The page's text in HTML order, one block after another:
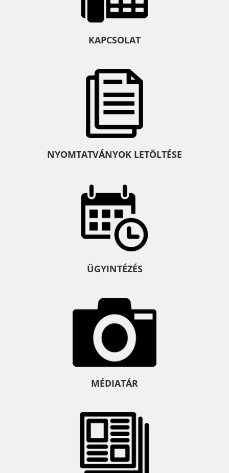
KAPCSOLAT
NYOMTATVÁNYOK LETÖLTÉSE
ÜGYINTÉZÉS
MÉDIATÁR